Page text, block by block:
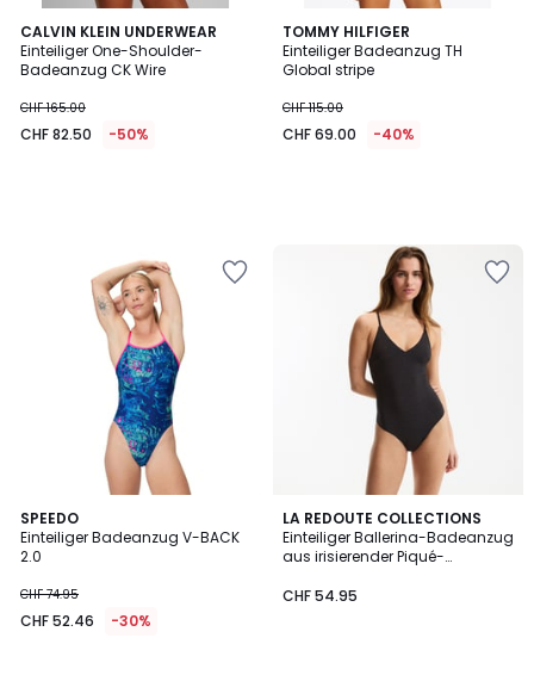
CALVIN KLEIN UNDERWEAR
Einteiliger One-Shoulder-
Badeanzug CK Wire
CHF 165.00
CHF 82.50 -50%
TOMMY HILFIGER
Einteiliger Badeanzug TH
Global stripe
CHF 115.00
CHF 69.00 -40%
SPEEDO
Einteiliger Badeanzug V-BACK
2.0
CHF 74.95
CHF 52.46 -30%
LA REDOUTE COLLECTIONS
Einteiliger Ballerina-Badeanzug
aus irisierender Piqué-
CHF 54.95
4.8
/ 5
2
Farben